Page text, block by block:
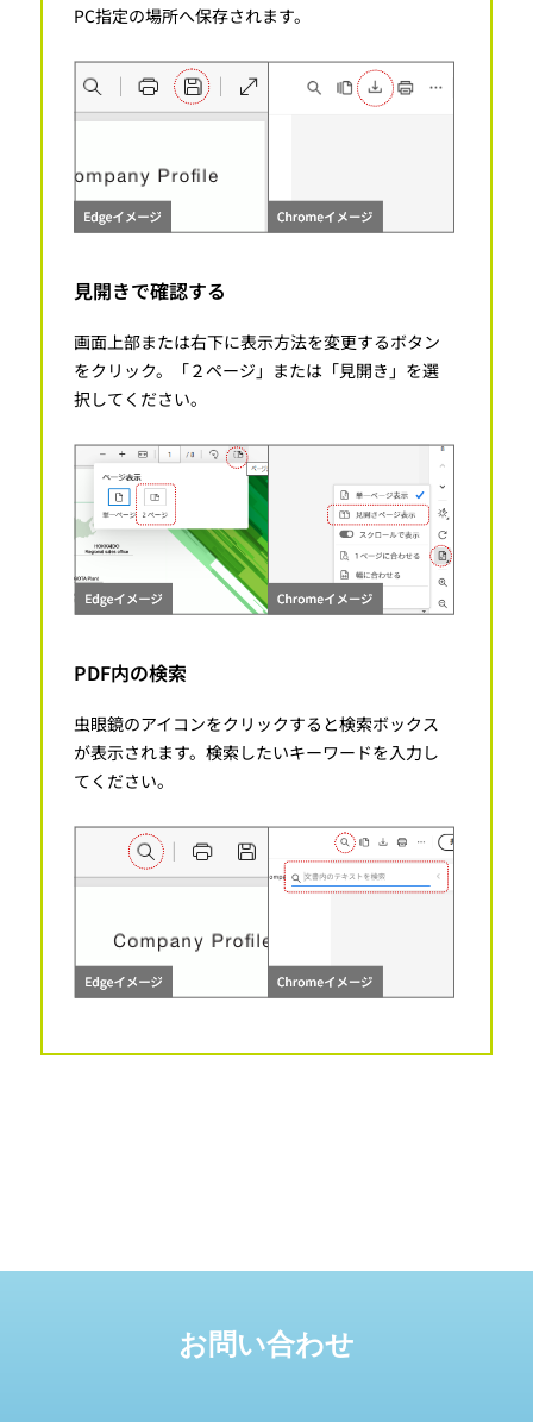
PC指定の場所へ保存されます。
見開きで確認する
画面上部または右下に表示方法を変更するボタン
をクリック。「２ページ」または「見開き」を選
択してください。
PDF内の検索
虫眼鏡のアイコンをクリックすると検索ボックス
が表示されます。検索したいキーワードを入力し
てください。
お問い合わせ